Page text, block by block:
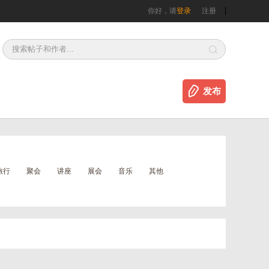
你好，请登录 注册
发布
行 聚会 讲座 展会 音乐 其他